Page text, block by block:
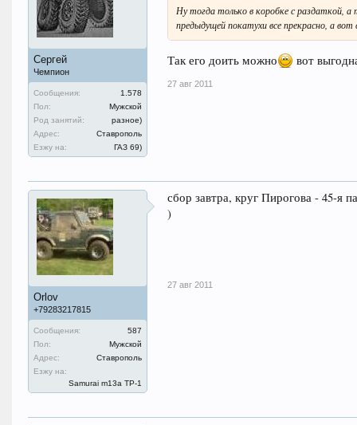
Сергей
Чемпион
Сообщения:
1.578
Пол:
Мужской
Род занятий:
разное)
Адрес:
Ставрополь
Езжу на:
ГАЗ 69)
Ну тогда только в коробке с раздаткой,
предыдущей покатухи все прекрасно, а
Так его доить можно вот
27 авг 2011
Orlov
+79283217815
Сообщения:
587
Пол:
Мужской
Адрес:
Ставрополь
Езжу на:
Samurai m13a ТР-1
сбор завтра, круг Пирогова - 45-я
)
27 авг 2011